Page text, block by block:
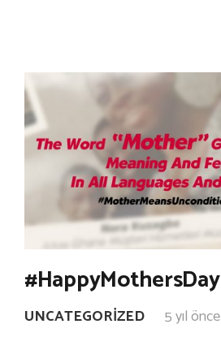
#HappyMothersDay
UNCATEGORIZED 5 yıl önce